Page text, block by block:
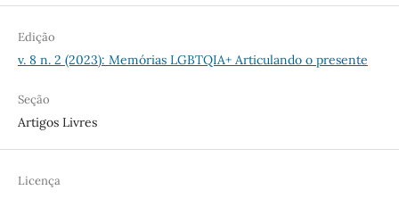
Edição
v. 8 n. 2 (2023): Memórias LGBTQIA+ Articulando o presente
Seção
Artigos Livres
Licença